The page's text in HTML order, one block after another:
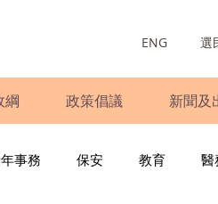
ENG 選
綱 政策倡議 新聞及
事務 保安 教育 醫